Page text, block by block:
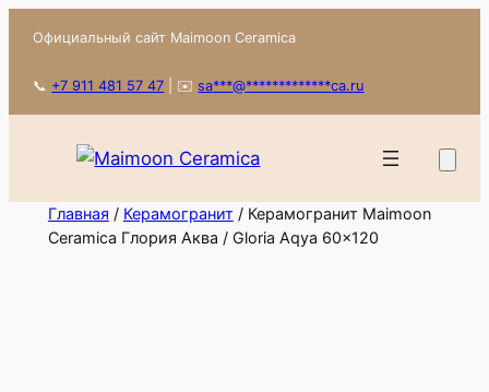
содержимому
Официальный сайт Maimoon Ceramica
📞 +7 911 481 57 47 ✉️sa***@*************ca.ru
Главная / Керамогранит / Керамогранит Maimoon
Ceramica Глория Аква / Gloria Aqya 60x120